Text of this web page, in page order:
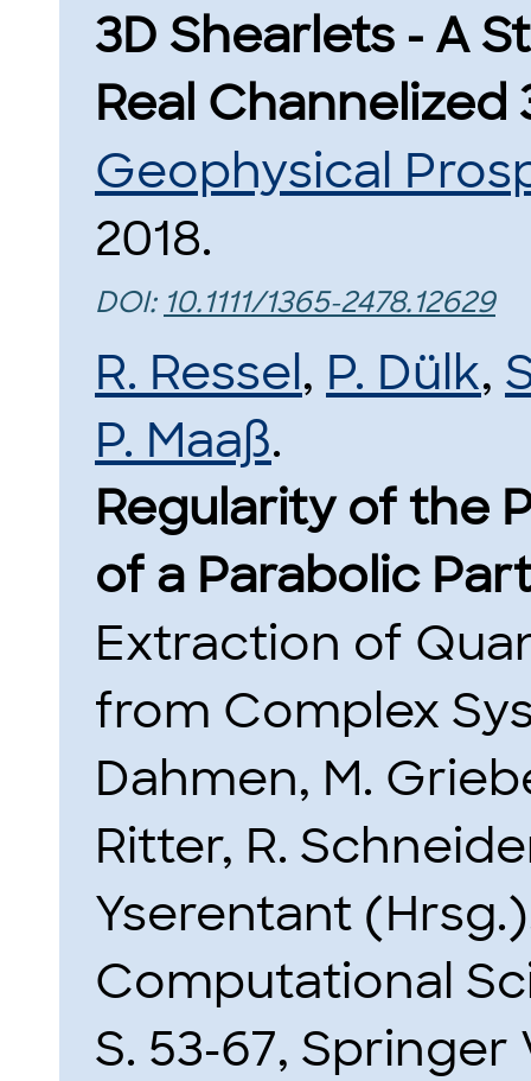
3D Shearlets - A
Real Channelized
Geophysical
2018.
DOI: 10.1111/1365-2478.12629
R. Ressel, P. Dülk,
P. Maaß.
Regularity of the
of a Parabolic
Extraction of
from Complex
Dahmen, M.
Ritter, R.
Yserentant
Computational
S. 53-67, Springer